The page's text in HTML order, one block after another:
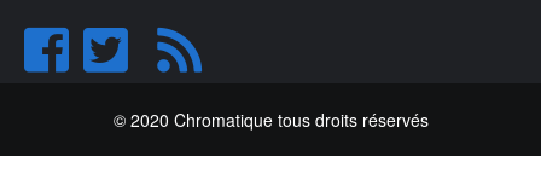
© 2020 Chromatique tous droits réservés